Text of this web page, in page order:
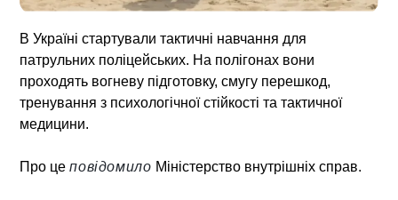
В Україні стартували тактичні навчання для
патрульних поліцейських. На полігонах вони
проходять вогневу підготовку, смугу перешкод,
тренування з психологічної стійкості та тактичної
медицини.
Про цеповідомило Міністерство внутрішніх справ.